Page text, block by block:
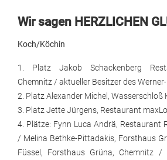
Wir sagen HERZLICHEN
Koch/Köchin
1. Platz Jakob Schackenberg
Chemnitz / aktueller Besitzer des
2. Platz Alexander Michel, Wasserschloß
3. Platz Jette Jürgens, Restaurant
4. Plätze: Fynn Luca Andrä, Restaurant
/ Melina Bethke-Pittadakis, Forsthaus
Füssel, Forsthaus Grüna, Chemnitz /